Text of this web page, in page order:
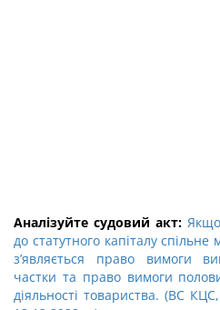
Аналізуйте судовий акт:
до статутного капіталу
з’являється право вимоги
частки та право вимоги
діяльності товариства. (ВС